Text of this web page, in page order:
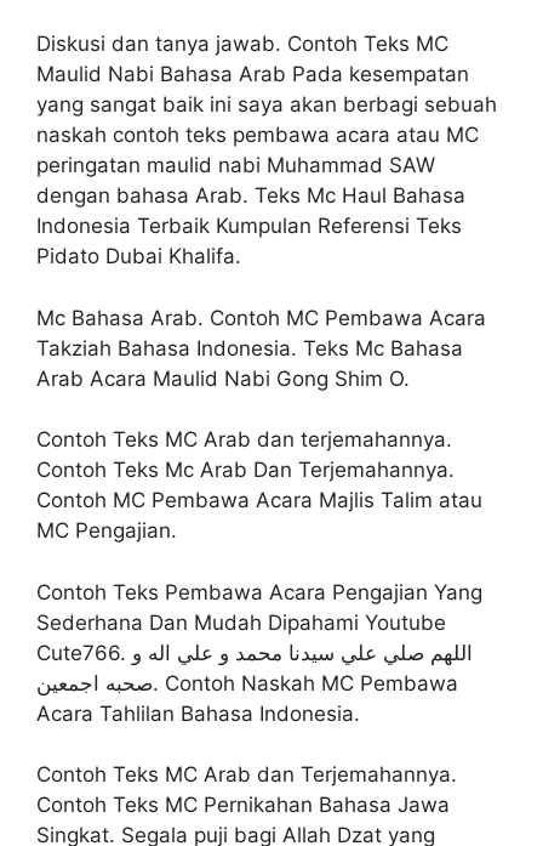
Diskusi dan tanya jawab. Contoh Teks MC
Maulid Nabi Bahasa Arab Pada kesempatan
yang sangat baik ini saya akan berbagi sebuah
naskah contoh teks pembawa acara atau MC
peringatan maulid nabi Muhammad SAW
dengan bahasa Arab. Teks Mc Haul Bahasa
Indonesia Terbaik Kumpulan Referensi Teks
Pidato Dubai Khalifa.
Mc Bahasa Arab. Contoh MC Pembawa Acara
Takziah Bahasa Indonesia. Teks Mc Bahasa
Arab Acara Maulid Nabi Gong Shim O.
Contoh Teks MC Arab dan terjemahannya.
Contoh Teks Mc Arab Dan Terjemahannya.
Contoh MC Pembawa Acara Majlis Talim atau
MC Pengajian.
Contoh Teks Pembawa Acara Pengajian Yang
Sederhana Dan Mudah Dipahami Youtube
Cute766. اللهم صلي علي سيدنا محمد و علي اله و
صحبه اجمعين. Contoh Naskah MC Pembawa
Acara Tahlilan Bahasa Indonesia.
Contoh Teks MC Arab dan Terjemahannya.
Contoh Teks MC Pernikahan Bahasa Jawa
Singkat. Segala puji bagi Allah Dzat yang